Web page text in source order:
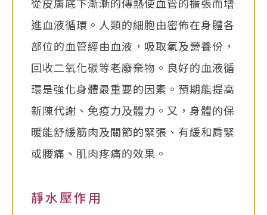
進血液循環。人類的細胞由密佈在身體各
部位的血管經由血液，吸取氧及營養份，
回收二氧化碳等老廢棄物。良好的血液循
環是強化身體最重要的因素。預期能提高
新陳代謝、免疫力及體力。又，身體的保
暖能舒緩筋肉及關節的緊張、有緩和肩緊
或腰痛、肌肉疼痛的效果。
靜水壓作用